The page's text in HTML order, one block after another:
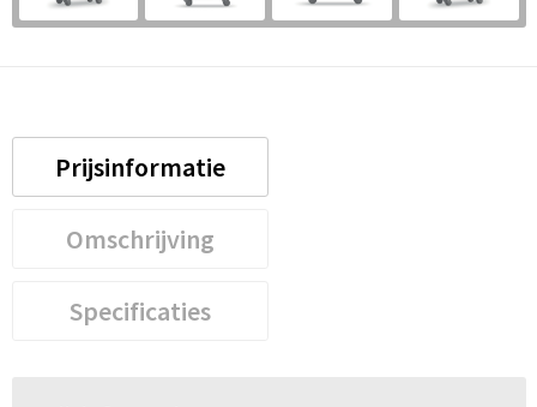
Prijsinformatie
Omschrijving
Specificaties